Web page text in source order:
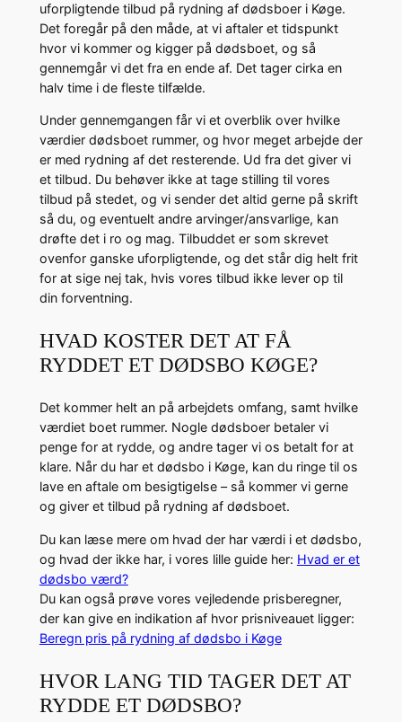
uforpligtende tilbud på rydning af dødsboer i Køge.
Det foregår på den måde, at vi aftaler et tidspunkt
hvor vi kommer og kigger på dødsboet, og så
gennemgår vi det fra en ende af. Det tager cirka en
halv time i de fleste tilfælde.
Under gennemgangen får vi et overblik over hvilke
værdier dødsboet rummer, og hvor meget arbejde der
er med rydning af det resterende. Ud fra det giver vi
et tilbud. Du behøver ikke at tage stilling til vores
tilbud på stedet, og vi sender det altid gerne på skrift
så du, og eventuelt andre arvinger/ansvarlige, kan
drøfte det i ro og mag. Tilbuddet er som skrevet
ovenfor ganske uforpligtende, og det står dig helt frit
for at sige nej tak, hvis vores tilbud ikke lever op til
din forventning.
HVAD KOSTER DET AT FÅ
RYDDET ET DØDSBO KØGE?
Det kommer helt an på arbejdets omfang, samt hvilke
værdiet boet rummer. Nogle dødsboer betaler vi
penge for at rydde, og andre tager vi os betalt for at
klare. Når du har et dødsbo i Køge, kan du ringe til os
lave en aftale om besigtigelse – så kommer vi gerne
og giver et tilbud på rydning af dødsboet.
Du kan læse mere om hvad der har værdi i et dødsbo,
og hvad der ikke har, i vores lille guide her: Hvad er et
dødsbo værd?
Du kan også prøve vores vejledende prisberegner,
der kan give en indikation af hvor prisniveauet ligger:
Beregn pris på rydning af dødsbo i Køge
HVOR LANG TID TAGER DET AT
RYDDE ET DØDSBO?